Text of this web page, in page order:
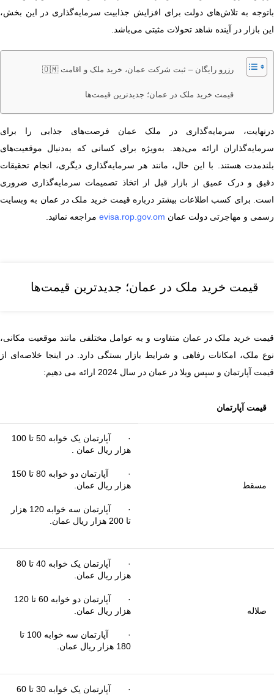
باتوجه به تلاش‌های دولت برای افزایش جذابیت سرمایه‌گذاری در این بخش،
این بازار در آینده شاهد تحولات مثبتی می‌باشد.
رزرو رایگان – ثبت شرکت عمان، خرید ملک و اقامت 🇴🇲
قیمت خرید ملک در عمان؛ جدیدترین قیمت‌ها
درنهایت، سرمایه‌گذاری در ملک عمان فرصت‌های جذابی را برای
سرمایه‌گذاران ارائه می‌دهد. به‌ویژه برای کسانی که به‌دنبال موقعیت‌های
بلندمدت هستند. با این حال، مانند هر سرمایه‌گذاری دیگری، انجام تحقیقات
دقیق و درک عمیق از بازار قبل از اتخاذ تصمیمات سرمایه‌گذاری ضروری
است. برای کسب اطلاعات بیشتر درباره قیمت خرید ملک در عمان به وبسایت
رسمی و مهاجرتی دولت عمان evisa.rop.gov.om مراجعه نمائید.
قیمت خرید ملک در عمان؛ جدیدترین قیمت‌ها
قیمت خرید ملک در عمان متفاوت و به عوامل مختلفی مانند موقعیت مکانی،
نوع ملک، امکانات رفاهی و شرایط بازار بستگی دارد. در اینجا خلاصه‌ای از
قیمت آپارتمان و سپس ویلا در عمان در سال 2024 ارائه می دهیم:
قیمت آپارتمان
مسقط
· آپارتمان یک خوابه 50 تا 100
هزار ریال عمان .
· آپارتمان دو خوابه 80 تا 150
هزار ریال عمان.
· آپارتمان سه خوابه 120 هزار
تا 200 هزار ریال عمان.
صلاله
· آپارتمان یک خوابه 40 تا 80
هزار ریال عمان.
· آپارتمان دو خوابه 60 تا 120
هزار ریال عمان.
· آپارتمان سه خوابه 100 تا
180 هزار ریال عمان.
· آپارتمان یک خوابه 30 تا 60